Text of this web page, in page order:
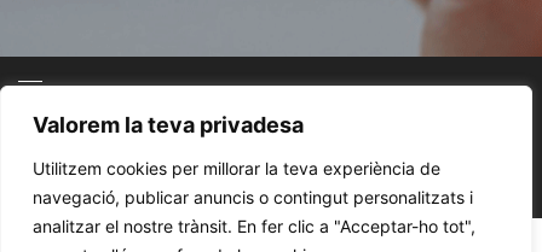
Valorem la teva privadesa
Utilitzem cookies per millorar la teva experiència de
navegació, publicar anuncis o contingut personalitzats i
analitzar el nostre trànsit. En fer clic a "Acceptar-ho tot",